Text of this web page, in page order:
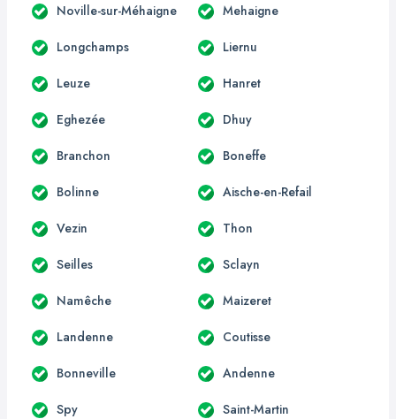
Noville-sur-Méhaigne Mehaigne
Longchamps Liernu
Leuze Hanret
Eghezée Dhuy
Branchon Boneffe
Bolinne Aische-en-Refail
Vezin Thon
Seilles Sclayn
Namêche Maizeret
Landenne Coutisse
Bonneville Andenne
Spy Saint-Martin